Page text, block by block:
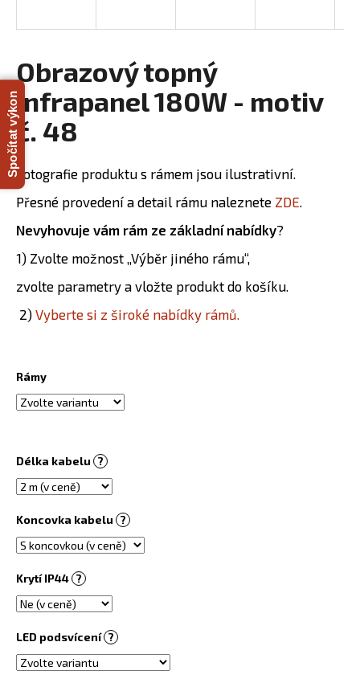
Obrazový topný
infrapanel 180W - motiv
č. 48
Fotografie produktu s rámem jsou ilustrativní.
Přesné provedení a detail rámu naleznete ZDE.
Nevyhovuje vám rám ze základní nabídky?
1) Zvolte možnost „Výběr jiného rámu“,
zvolte parametry a vložte produkt do košíku.
2) Vyberte si z široké nabídky rámů.
Rámy
Délka kabelu ?
Koncovka kabelu ?
Krytí IP44 ?
LED podsvícení ?
í
t
?
D
p
o
u
j
e
e
OBRAZOVÝ
TOPNÝ
INFRAPANEL
360W
-
Č.
90
6
730
Kč
Spočítat výkon